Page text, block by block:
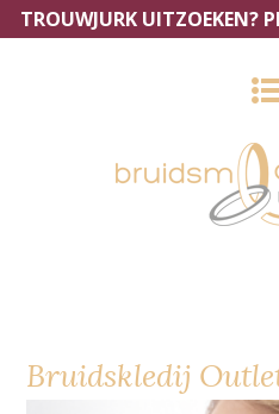
TROUWJURK UITZOEKEN?
Bruidskledij